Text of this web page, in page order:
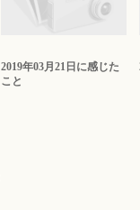
2019年03月21日に感じた
こと